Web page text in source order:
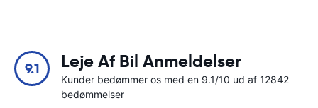
9.1 Leje Af Bil Anmeldelser
Kunder bedømmer os med en 9.1/10 ud af 12842
bedømmelser